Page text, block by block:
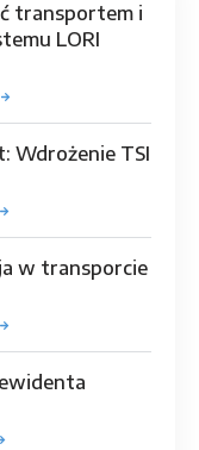
transportem i
LORI
Wdrożenie TSI
w transporcie